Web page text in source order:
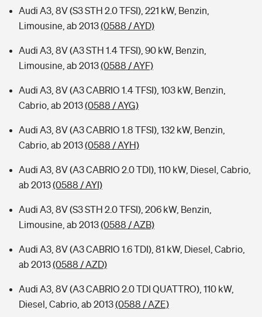
Audi A3, 8V (S3 STH 2.0 TFSI), 221 kW, Benzin,
Limousine, ab 2013(0588 / AYD)
Audi A3, 8V (A3 STH 1.4 TFSI), 90 kW, Benzin,
Limousine, ab 2013(0588 / AYF)
Audi A3, 8V (A3 CABRIO 1.4 TFSI), 103 kW, Benzin,
Cabrio, ab 2013(0588 / AYG)
Audi A3, 8V (A3 CABRIO 1.8 TFSI), 132 kW, Benzin,
Cabrio, ab 2013(0588 / AYH)
Audi A3, 8V (A3 CABRIO 2.0 TDI), 110 kW, Diesel, Cabrio,
ab 2013(0588 / AYI)
Audi A3, 8V (S3 STH 2.0 TFSI), 206 kW, Benzin,
Limousine, ab 2013(0588 / AZB)
Audi A3, 8V (A3 CABRIO 1.6 TDI), 81 kW, Diesel, Cabrio,
ab 2013(0588 / AZD)
Audi A3, 8V (A3 CABRIO 2.0 TDI QUATTRO), 110 kW,
Diesel, Cabrio, ab 2013(0588 / AZE)